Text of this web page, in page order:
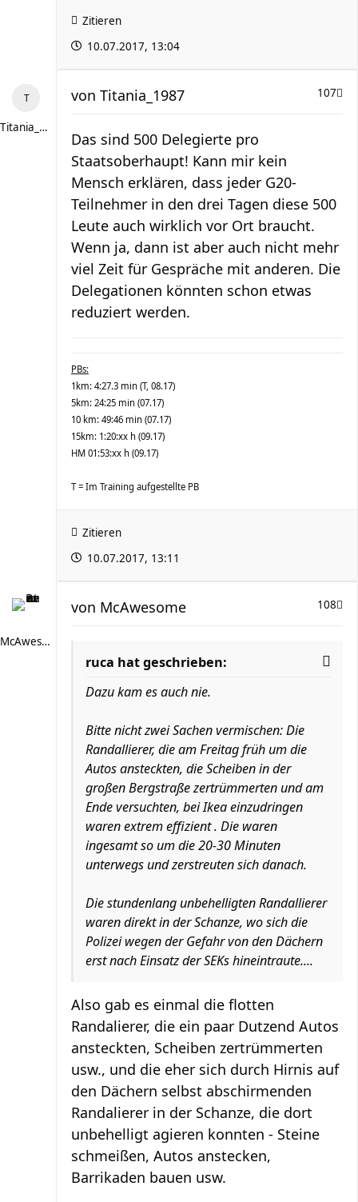
Zitieren
10.07.2017, 13:04
Titania_1987
107
von Titania_1987
Das sind 500 Delegierte pro
Staatsoberhaupt! Kann mir kein
Mensch erklären, dass jeder G20-
Teilnehmer in den drei Tagen diese 500
Leute auch wirklich vor Ort braucht.
Wenn ja, dann ist aber auch nicht mehr
viel Zeit für Gespräche mit anderen. Die
Delegationen könnten schon etwas
reduziert werden.
PBs:
1km: 4:27.3 min (T, 08.17)
5km: 24:25 min (07.17)
10 km: 49:46 min (07.17)
15km: 1:20:xx h (09.17)
HM 01:53:xx h (09.17)
T = Im Training aufgestellte PB
Zitieren
10.07.2017, 13:11
McAwesome
108
von McAwesome
ruca hat geschrieben:
Dazu kam es auch nie.
Bitte nicht zwei Sachen vermischen: Die
Randallierer, die am Freitag früh um die
Autos ansteckten, die Scheiben in der
großen Bergstraße zertrümmerten und am
Ende versuchten, bei Ikea einzudringen
waren extrem effizient . Die waren
ingesamt so um die 20-30 Minuten
unterwegs und zerstreuten sich danach.
Die stundenlang unbehelligten Randallierer
waren direkt in der Schanze, wo sich die
Polizei wegen der Gefahr von den Dächern
erst nach Einsatz der SEKs hineintraute....
Also gab es einmal die flotten
Randalierer, die ein paar Dutzend Autos
ansteckten, Scheiben zertrümmerten
usw., und die eher sich durch Hirnis auf
den Dächern selbst abschirmenden
Randalierer in der Schanze, die dort
unbehelligt agieren konnten - Steine
schmeißen, Autos anstecken,
Barrikaden bauen usw.